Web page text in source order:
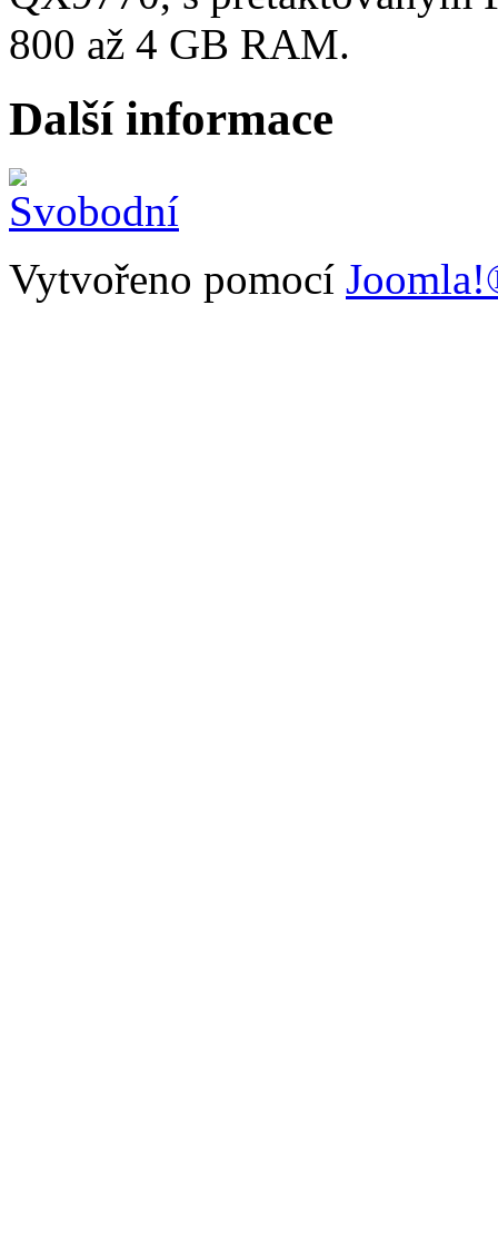
800 až 4 GB RAM.
Další informace
Vytvořeno pomocí